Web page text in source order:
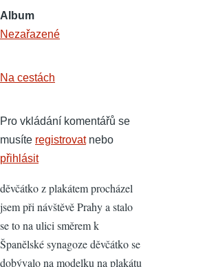
Album
Nezařazené
Na cestách
Pro vkládání komentářů se
musíte registrovatnebo
přihlásit
děvčátko z plakátem procházel
jsem při návštěvě Prahy a stalo
se to na ulici směrem k
Španělské synagoze děvčátko se
dobývalo na modelku na plakátu